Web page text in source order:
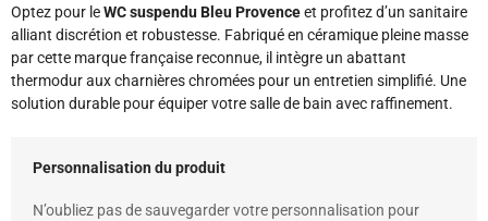
Optez pour leWC suspendu Bleu Provenceet profitez d’un sanitaire
alliant discrétion et robustesse. Fabriqué en céramique pleine masse
par cette marque française reconnue, il intègre un abattant
thermodur aux charnières chromées pour un entretien simplifié. Une
solution durable pour équiper votre salle de bain avec raffinement.
Personnalisation du produit
N’oubliez pas de sauvegarder votre personnalisation pour